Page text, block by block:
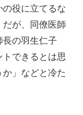
役に立てるな
だが、同僚医師
の羽生仁子
トできるとは思
」などと冷た